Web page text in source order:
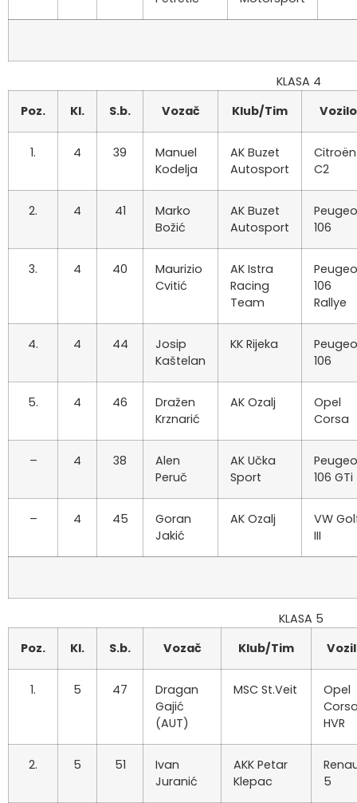
KLASA 4
Poz.
Kl. S.b. Vozač Klub/Tim Vozilo
1. 4 39
Manuel
Kodelja
AK Buzet
Autosport
Citroën
C2
2. 4 41
Marko
Božić
AK Buzet
Autosport
106
3. 4 40
Maurizio
Cvitić
AK Istra
Racing
Team
106
Rallye
4. 4 44
Josip
Kaštelan
KK Rijeka
106
5. 4 46
Dražen
Krznarić
AK Ozalj
Opel
Corsa
– 4 38
Alen
Peruč
AK Učka
Sport
106 GTi
– 4 45
Goran
Jakić
AK Ozalj
VW
III
KLASA 5
Poz.
Kl. S.b. Vozač Klub/Tim
1. 5 47
Dragan
Gajić
(AUT)
MSC St.Veit
Opel
HVR
2. 5 51
Ivan
Juranić
AKK Petar
Klepac
5